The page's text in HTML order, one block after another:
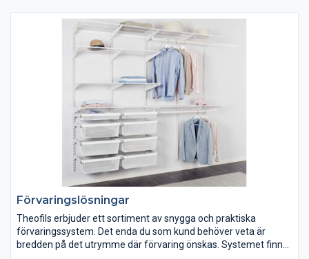
Vi har bland annat Sveriges bredaste Festool-sortiment.
Festools skruvdragare, fräsar, dammsugare, hyvlar och mycket
mer finns i webshopen och på lager. Theofils samarbetar med
flera ledande maskinleverantörer som Lamello, Festool, Virutex,
Mafell och Mirka. I sortimentet hittar du skruvdragare,
borrmaskiner, låskistefräsar, kantfräsar, spikpistoler, kap-/och
gersågar, klammerverktyg, kanthyvlar, excenterslipmaskiner
och mycket mer. Självklart har vi även tillbehör till maskinerna.
Förvaringslösningar
Theofils erbjuder ett sortiment av snygga och praktiska
förvaringssystem. Det enda du som kund behöver veta är
bredden på det utrymme där förvaring önskas. Systemet finns